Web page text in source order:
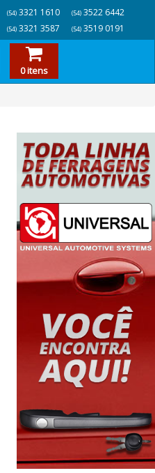
(54)3321 1610
(54)3321 3587
(54)3522 6442
(54)3519 0191
0 itens